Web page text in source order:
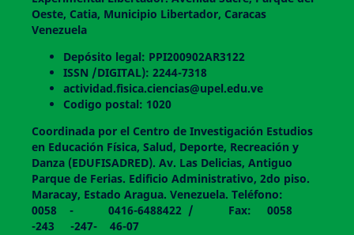
Oeste, Catia, Municipio Libertador, Caracas
Venezuela
Depósito legal: PPI200902AR3122
ISSN /DIGITAL): 2244-7318
actividad.fisica.ciencias@upel.edu.ve
Codigo postal: 1020
Coordinada por el Centro de Investigación Estudios
en Educación Física, Salud, Deporte, Recreación y
Danza (EDUFISADRED). Av. Las Delicias, Antiguo
Parque de Ferias. Edificio Administrativo, 2do piso.
Maracay, Estado Aragua. Venezuela. Teléfono:
0058 - 0416-6488422 / Fax: 0058
-243 -247- 46-07